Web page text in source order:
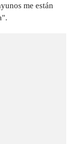
me están